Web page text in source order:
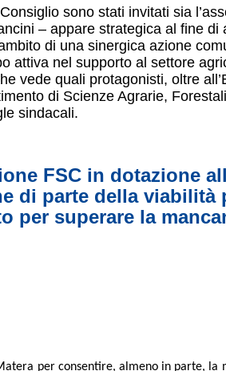
sono stati invitati sia
– appare strategica al fine di
di una sinergica azione
attiva nel supporto al settore
vede quali protagonisti, oltre
di Scienze Agrarie,
sindacali.
FSC in dotazione
di parte della viabilità
per superare la
per consentire, almeno in parte, la